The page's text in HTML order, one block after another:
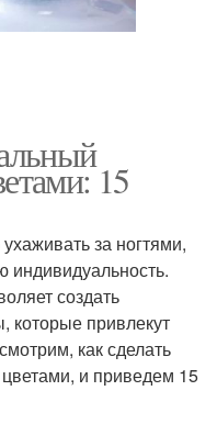
15
за ногтями,
индивидуальность.
создать
которые привлекут
как сделать
и приведем 15